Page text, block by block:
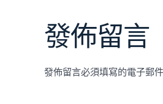
發佈留言
發佈留言必須填寫的電子郵